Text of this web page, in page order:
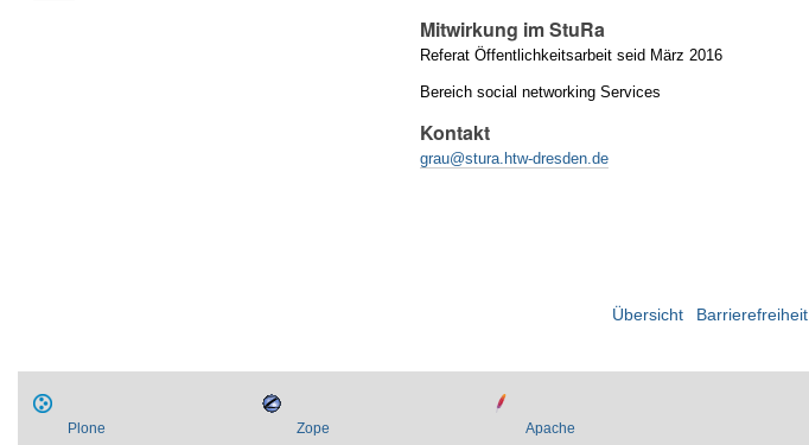
Mitwirkung im StuRa
Referat Öffentlichkeitsarbeit seid März 2016
Bereich social networking Services
Kontakt
grau@stura.htw-dresden.de
Übersicht Barrierefreiheit
Plone Zope Apache